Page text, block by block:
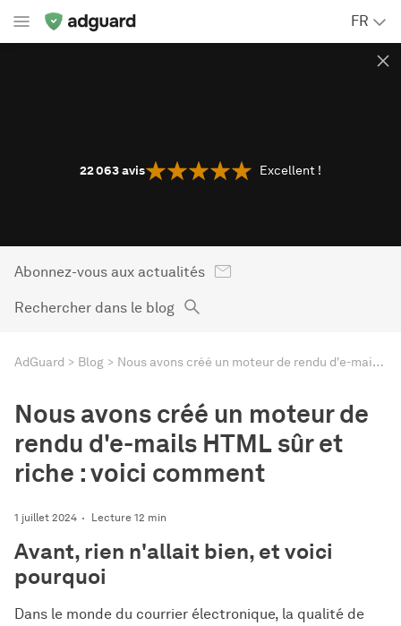
FR
22 063avis Excellent !
Abonnez-vous aux actualités
Rechercher dans le blog
AdGuard Blog Nous avons créé un moteur de rendu d'e-mails HTML sûr et riche : voici comment
Nous avons créé un moteur de
rendu d'e-mails HTML sûr et
riche : voici comment
1 juillet 2024 Lecture 12 min
Avant, rien n'allait bien, et voici
pourquoi
Dans le monde du courrier électronique, la qualité de